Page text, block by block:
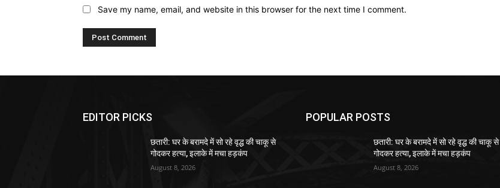
Save my name, email, and website in this browser for the next time I comment.
EDITOR PICKS
छतारी: घर के बरामदे में सो रहे वृद्ध की चाकू से
गोदकर हत्या, इलाके में मचा हड़कंप
August 8, 2026
POPULAR POSTS
छतारी: घर के बरामदे में सो रहे वृद्ध की चाकू से
गोदकर हत्या, इलाके में मचा हड़कंप
August 8, 2026